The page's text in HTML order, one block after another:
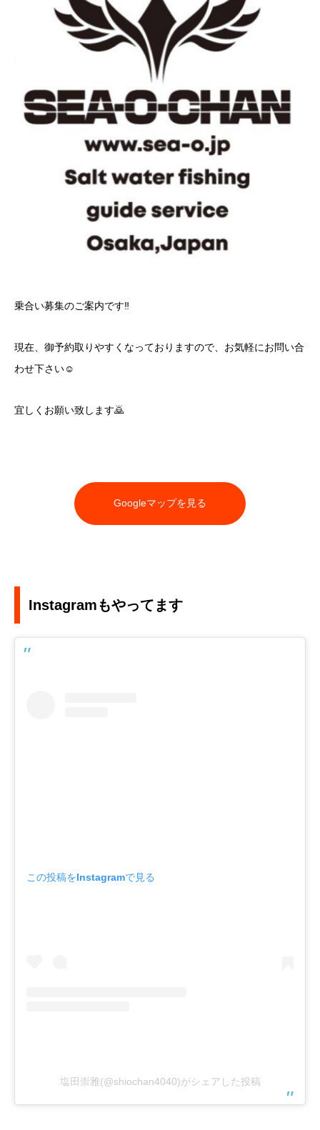
乗合い募集のご案内です‼️
現在、御予約取りやすくなっておりますので、お気軽にお問い合
わせ下さい☺️
宜しくお願い致します🙇
Googleマップを見る
Instagramもやってます
この投稿をInstagramで見る
塩田崇雅(@shiochan4040)がシェアした投稿